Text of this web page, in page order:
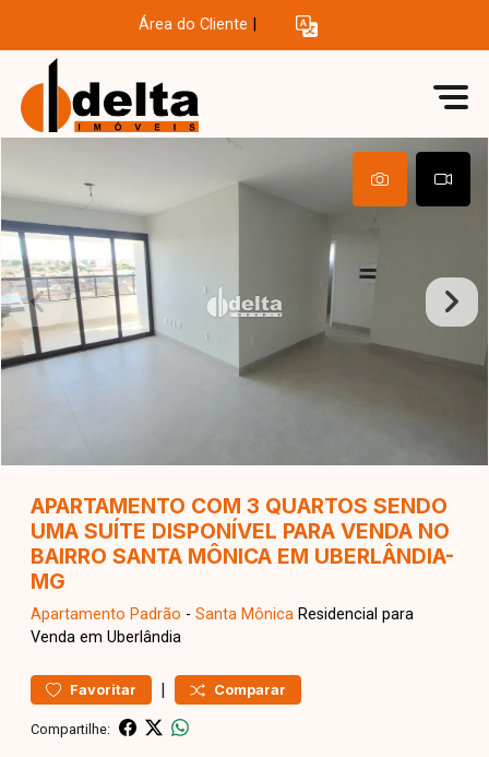
Área do Cliente
APARTAMENTO COM 3 QUARTOS SENDO
UMA SUÍTE DISPONÍVEL PARA VENDA NO
BAIRRO SANTA MÔNICA EM UBERLÂNDIA-
MG
Apartamento Padrão - Santa Mônica Residencial para
Venda em Uberlândia
Favoritar | Comparar
Compartilhe: